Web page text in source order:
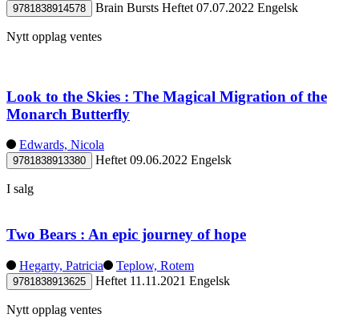
9781838914578 Brain Bursts Heftet 07.07.2022 Engelsk
Nytt opplag ventes
Look to the Skies : The Magical Migration of the
Monarch Butterfly
Edwards, Nicola
9781838913380 Heftet 09.06.2022 Engelsk
I salg
Two Bears : An epic journey of hope
Hegarty, Patricia Teplow, Rotem
9781838913625 Heftet 11.11.2021 Engelsk
Nytt opplag ventes